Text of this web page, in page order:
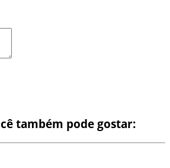
também pode gostar: